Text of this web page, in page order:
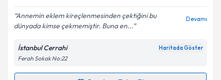
E-posta Adresiniz
Kişisel verilerimin işlenmesine ilişkin
Metni'ni okudum ve kişisel verilerimin belirtilen
Annemin eklem kireçlenmesinden çektiğini bu
dünyada kimse çekmemiştir. Buna en...
Devamı
İstanbul Cerrahi Haritada Göster
Ferah Sokak No:22